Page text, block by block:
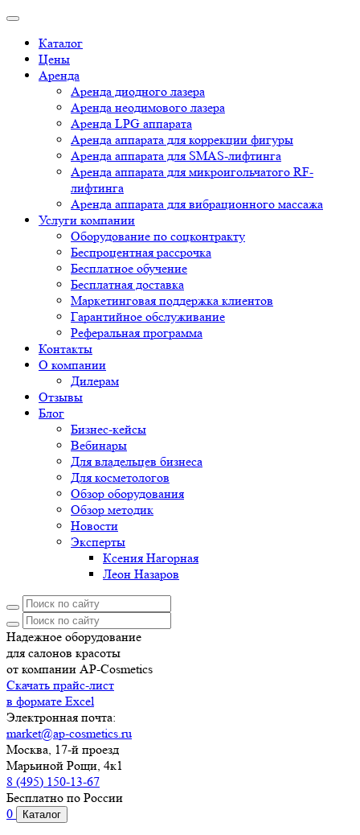
Каталог
Цены
Аренда
Аренда диодного лазера
Аренда неодимового лазера
Аренда LPG аппарата
Аренда аппарата для коррекции фигуры
Аренда аппарата для SMAS-лифтинга
Аренда аппарата для микроигольчатого RF-
лифтинга
Аренда аппарата для вибрационного массажа
Услуги компании
Оборудование по соцконтракту
Беспроцентная рассрочка
Бесплатное обучение
Бесплатная доставка
Маркетинговая поддержка клиентов
Гарантийное обслуживание
Реферальная программа
Контакты
О компании
Дилерам
Отзывы
Блог
Бизнес-кейсы
Вебинары
Для владельцев бизнеса
Для косметологов
Обзор оборудования
Обзор методик
Новости
Эксперты
Ксения Нагорная
Леон Назаров
Надежное оборудование
для салонов красоты
от компании AP-Cosmetics
Скачать прайс-лист
в формате Excel
Электронная почта:
market@ap-cosmetics.ru
Москва, 17-й проезд
Марьиной Рощи, 4к1
8 (495) 150-13-67
Бесплатно по России
0
Каталог